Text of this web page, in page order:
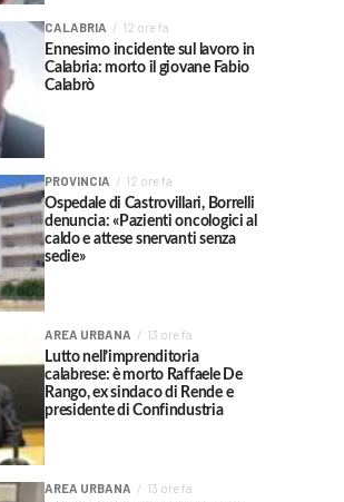
CALABRIA 12 ore fa
Ennesimo incidente sul lavoro in
Calabria: morto il giovane Fabio
Calabrò
PROVINCIA 12 ore fa
Ospedale di Castrovillari, Borrelli
denuncia: «Pazienti oncologici al
caldo e attese snervanti senza
sedie»
AREA URBANA 13 ore fa
Lutto nell’imprenditoria
calabrese: è morto Raffaele De
Rango, ex sindaco di Rende e
presidente di Confindustria
AREA URBANA 13 ore fa